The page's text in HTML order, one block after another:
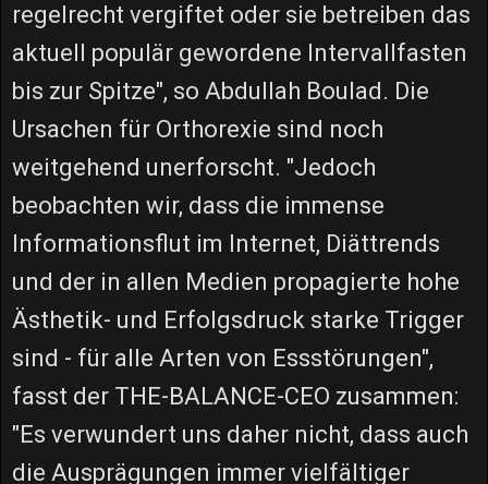
regelrecht vergiftet oder sie betreiben das
aktuell populär gewordene Intervallfasten
bis zur Spitze", so Abdullah Boulad. Die
Ursachen für Orthorexie sind noch
weitgehend unerforscht. "Jedoch
beobachten wir, dass die immense
Informationsflut im Internet, Diättrends
und der in allen Medien propagierte hohe
Ästhetik- und Erfolgsdruck starke Trigger
sind - für alle Arten von Essstörungen",
fasst der THE-BALANCE-CEO zusammen:
"Es verwundert uns daher nicht, dass auch
die Ausprägungen immer vielfältiger